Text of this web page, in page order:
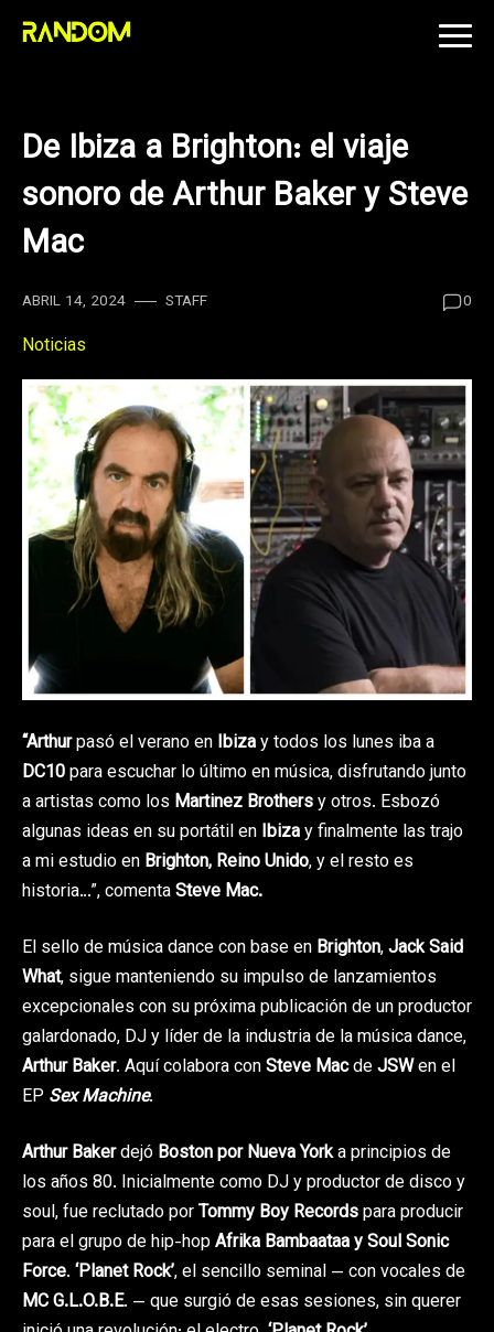
Skip
De Ibiza a Brighton: el viaje
sonoro de Arthur Baker y Steve
Mac
ABRIL 14, 2024 STAFF 0
Noticias
“Arthurpasó el verano en Ibizay todos los lunes iba a
DC10para escuchar lo último en música, disfrutando junto
a artistas como los Martinez Brothersy otros. Esbozó
algunas ideas en su portátil en Ibizay finalmente las trajo
a mi estudio en Brighton, Reino Unido, y el resto es
historia…”, comentaSteve Mac.
El sello de música dance con base en Brighton,Jack Said
What, sigue manteniendo su impulso de lanzamientos
excepcionales con su próxima publicación de un productor
galardonado, DJ y líder de la industria de la música dance,
Arthur Baker. Aquí colabora conSteve MacdeJSWen el
EP Sex Machine.
Arthur Bakerdejó Boston por Nueva Yorka principios de
los años 80. Inicialmente como DJ y productor de disco y
soul, fue reclutado porTommy Boy Recordspara producir
para el grupo de hip-hopAfrika Bambaataa y Soul Sonic
Force. ‘Planet Rock’, el sencillo seminal — con vocales de
MC G.L.O.B.E. — que surgió de esas sesiones, sin querer